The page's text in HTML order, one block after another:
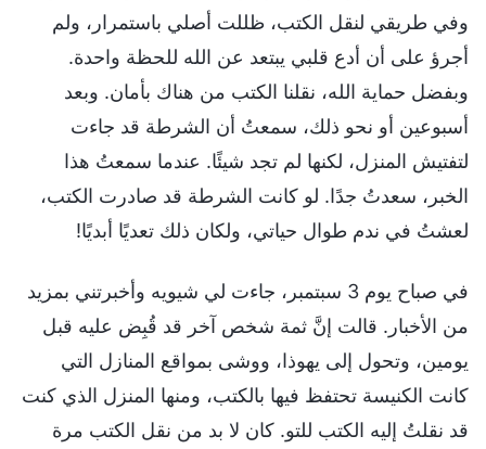
وفي طريقي لنقل الكتب، ظللت أصلي باستمرار، ولم
أجرؤ على أن أدع قلبي يبتعد عن الله للحظة واحدة.
وبفضل حماية الله، نقلنا الكتب من هناك بأمان. وبعد
أسبوعين أو نحو ذلك، سمعتُ أن الشرطة قد جاءت
لتفتيش المنزل، لكنها لم تجد شيئًا. عندما سمعتُ هذا
الخبر، سعدتُ جدًا. لو كانت الشرطة قد صادرت الكتب،
لعشتُ في ندم طوال حياتي، ولكان ذلك تعديًا أبديًا!
في صباح يوم 3 سبتمبر، جاءت لي شيويه وأخبرتني بمزيد
من الأخبار. قالت إنَّ ثمة شخص آخر قد قُبِض عليه قبل
يومين، وتحول إلى يهوذا، ووشى بمواقع المنازل التي
كانت الكنيسة تحتفظ فيها بالكتب، ومنها المنزل الذي كنت
قد نقلتُ إليه الكتب للتو. كان لا بد من نقل الكتب مرة